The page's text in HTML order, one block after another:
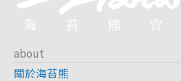
about
關於海苔熊